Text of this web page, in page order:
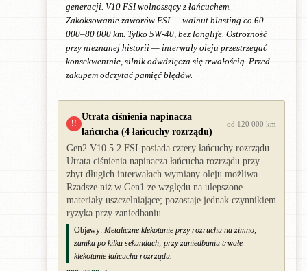
generacji. V10 FSI wolnossący z łańcuchem.
Zakoksowanie zaworów FSI — walnut blasting co 60
000–80 000 km. Tylko 5W-40, bez longlife. Ostrożność
przy nieznanej historii — interwały oleju przestrzegać
konsekwentnie, silnik odwdzięcza się trwałością. Przed
zakupem odczytać pamięć błędów.
!!
Utrata ciśnienia napinacza
łańcucha (4 łańcuchy rozrządu)
od 120 000 km
Gen2 V10 5.2 FSI posiada cztery łańcuchy rozrządu.
Utrata ciśnienia napinacza łańcucha rozrządu przy
zbyt długich interwałach wymiany oleju możliwa.
Rzadsze niż w Gen1 ze względu na ulepszone
materiały uszczelniające; pozostaje jednak czynnikiem
ryzyka przy zaniedbaniu.
Objawy: Metaliczne klekotanie przy rozruchu na zimno;
zanika po kilku sekundach; przy zaniedbaniu trwałe
klekotanie łańcucha rozrządu.